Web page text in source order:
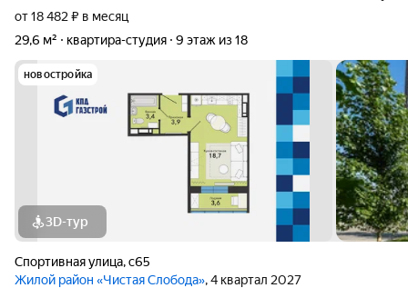
от 18 482 ₽ в месяц
29,6 м²
квартира-студия 9 этаж из 18
новостройка
3D-тур
Спортивная улица,с65
Жилой район «Чистая Слобода», 4 квартал 2027